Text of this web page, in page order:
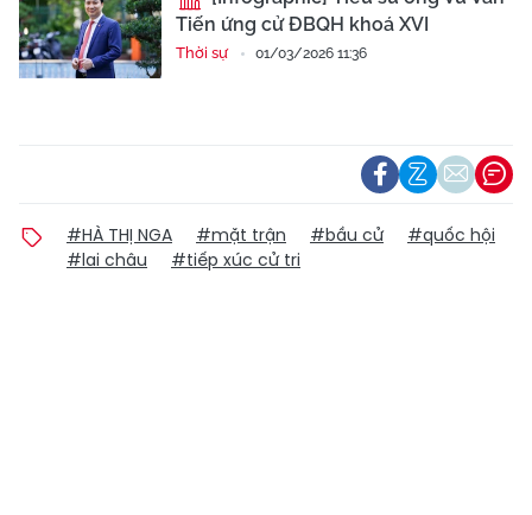
Tiến ứng cử ĐBQH khoá XVI
Thời sự 01/03/2026 11:36
#HÀ THỊ NGA #mặt trận #bầu cử
#quốc hội
#lai châu
#tiếp xúc cử tri